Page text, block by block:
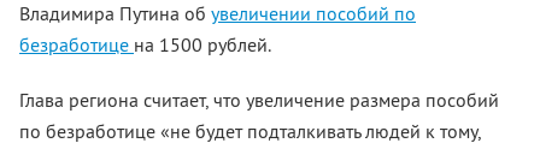
Владимира Путина об увеличении пособий по
безработице на 1500 рублей.
Глава региона считает, что увеличение размера пособий
по безработице «не будет подталкивать людей к тому,